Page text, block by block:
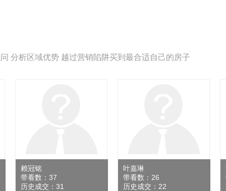
分析区域优势 越过营销陷阱买到最合适自己的房子
赖冠铭
带看数： 37
历史成交： 31
叶嘉琳
带看数： 26
历史成交： 22